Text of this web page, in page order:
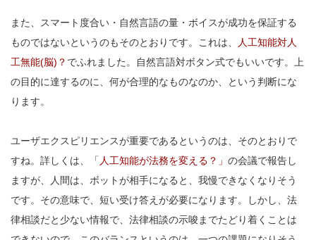
また、スマート度合い・自然言語の量・ボイスが成功を保証する
ものではないというのもそのとおりです。これは、
人工知能対人
工無能(脳)？ でふれました。自然言語対ボタン式でもいいです。上
の目的に達するのに、何が合理的なものなのか、という判断にな
ります。
ユーザエクスピリエンスが重要であるというのは、そのとおりで
すね。詳しくは、「 人工知能が法務を変える？」 の会議で報告し
ますが、人間は、ボットが相手になると、我慢できなくなりそう
です。その意味で、短い受け答えが必要になります。しかし、法
律相談だと少ない情報で、法律相談の示唆までたどり着くことは